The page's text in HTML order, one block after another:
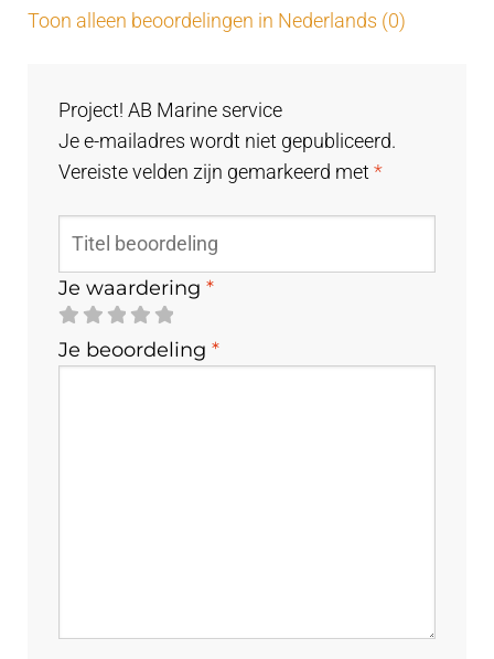
Toon alleen beoordelingen in Nederlands (0)
Project! AB Marine service
Je e-mailadres wordt niet gepubliceerd.
Vereiste velden zijn gemarkeerd met*
Je waardering*
Je beoordeling*